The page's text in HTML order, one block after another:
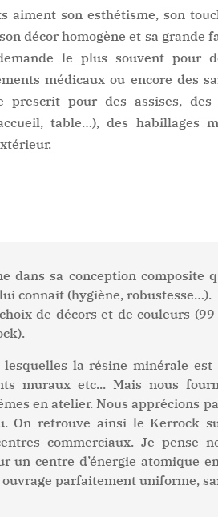
aiment son esthétisme, son
décor homogène et sa grande
le plus souvent pour
médicaux ou encore des
prescrit pour des assises,
table…), des habillages
dans sa conception composite
connait (hygiène, robustesse…).
de décors et de couleurs
la résine minérale
muraux etc... Mais nous
en atelier. Nous apprécions
On retrouve ainsi le Kerrock
commerciaux. Je pense
un centre d’énergie atomique
parfaitement uniforme,